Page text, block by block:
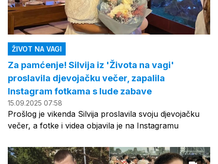
ŽIVOT NA VAGI
Za pamćenje! Silvija iz 'Života na vagi'
proslavila djevojačku večer, zapalila
Instagram fotkama s lude zabave
15.09.2025 07:58
Prošlog je vikenda Silvija proslavila svoju djevojačku
večer, a fotke i videa objavila je na Instagramu